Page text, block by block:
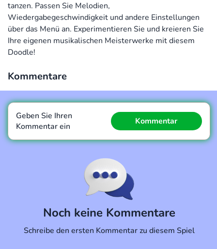
tanzen. Passen Sie Melodien,
Wiedergabegeschwindigkeit und andere Einstellungen
über das Menü an. Experimentieren Sie und kreieren Sie
Ihre eigenen musikalischen Meisterwerke mit diesem
Doodle!
Kommentare
Noch keine Kommentare
Schreibe den ersten Kommentar zu diesem Spiel
Geben Sie Ihren
Kommentar ein
Kommentar